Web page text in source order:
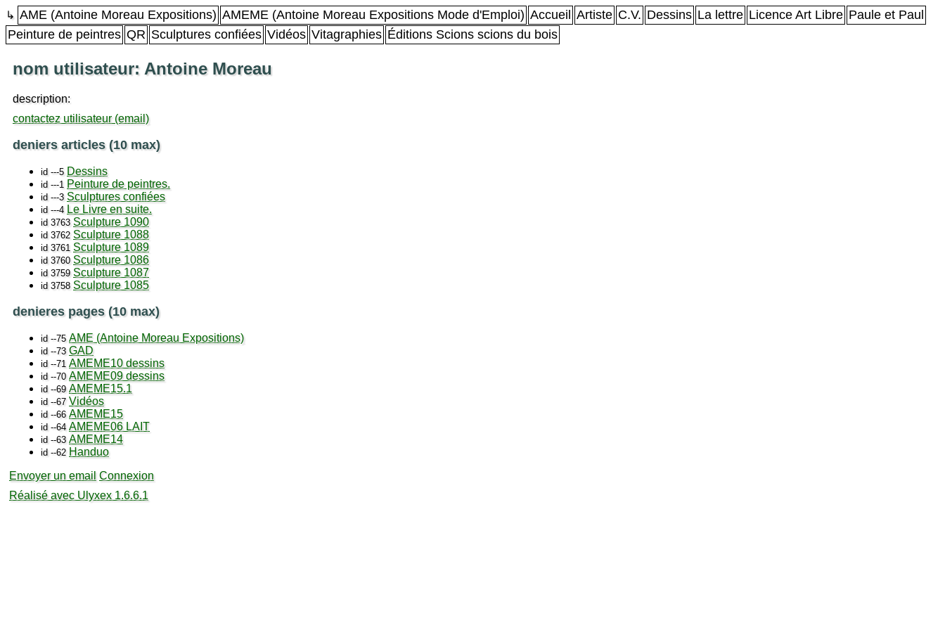
↳ AME (Antoine Moreau Expositions) AMEME (Antoine Moreau Expositions Mode d'Emploi) Accueil Artiste C.V. Dessins La lettre Licence Art Libre Paule et Paul
Peinture de peintres QR Sculptures confiées Vidéos Vitagraphies Éditions Scions scions du bois
nom utilisateur: Antoine Moreau
description:
contactez utilisateur (email)
deniers articles (10 max)
id ---5 Dessins
id ---1 Peinture de peintres.
id ---3 Sculptures confiées
id ---4 Le Livre en suite.
id 3763 Sculpture 1090
id 3762 Sculpture 1088
id 3761 Sculpture 1089
id 3760 Sculpture 1086
id 3759 Sculpture 1087
id 3758 Sculpture 1085
denieres pages (10 max)
id --75 AME (Antoine Moreau Expositions)
id --73 GAD
id --71 AMEME10 dessins
id --70 AMEME09 dessins
id --69 AMEME15.1
id --67 Vidéos
id --66 AMEME15
id --64 AMEME06 LAIT
id --63 AMEME14
id --62 Handuo
Envoyer un email Connexion
Réalisé avec Ulyxex 1.6.6.1